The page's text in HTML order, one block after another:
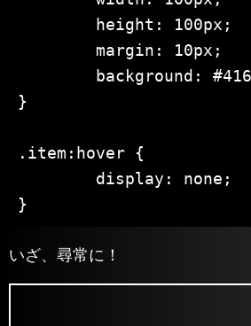
}
.item:hover {
}
いざ、尋常に！